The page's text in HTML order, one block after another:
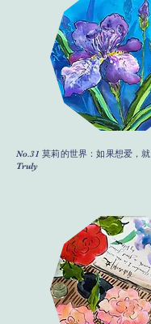
No.31 莫莉的世界：如果想爱，
Truly